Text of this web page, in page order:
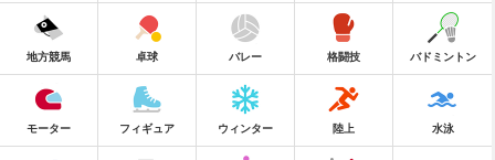
地方競馬 卓球 バレー 格闘技 バドミントン
モーター フィギュア ウィンター 陸上 水泳